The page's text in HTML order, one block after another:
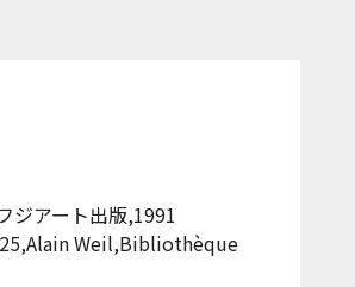
ジアート出版,1991
Weil,Bibliothèque